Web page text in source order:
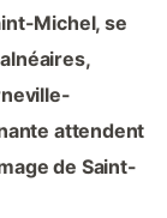
Michel, se
attendent
de Saint-